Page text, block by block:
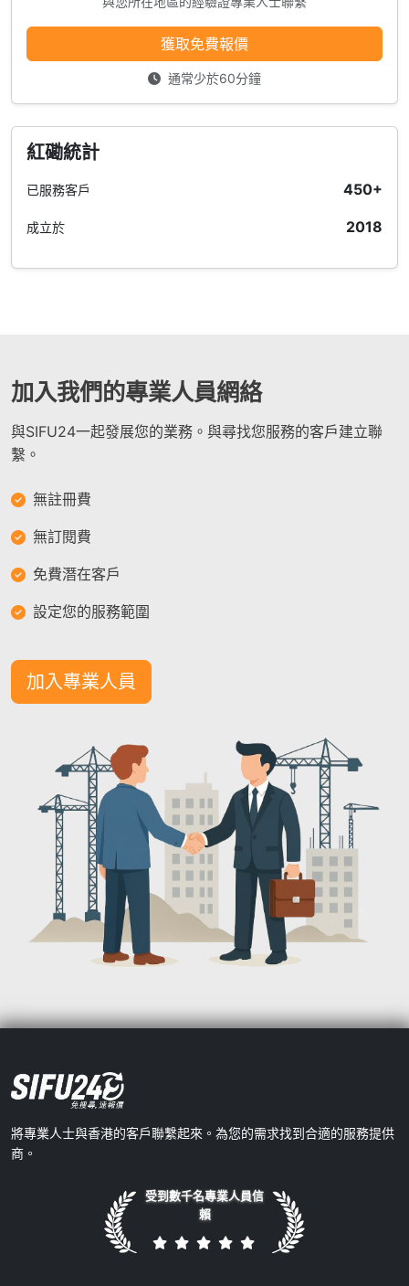
獲取免費報價
通常少於60分鐘
紅磡統計
已服務客戶 450+
成立於 2018
加入我們的專業人員網絡
與SIFU24一起發展您的業務。與尋找您服務的客戶建立聯
繫。
無註冊費
無訂閱費
免費潛在客戶
設定您的服務範圍
加入專業人員
將專業人士與香港的客戶聯繫起來。為您的需求找到合適的服務提供
商。
受到數千名專業人員信
賴